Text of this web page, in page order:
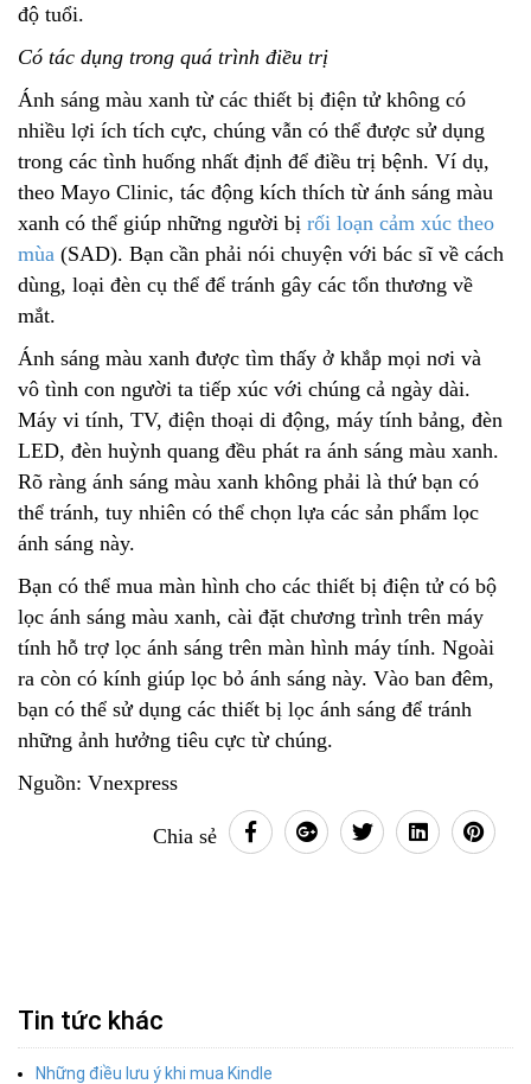
độ tuổi.
Có tác dụng trong quá trình điều trị
Ánh sáng màu xanh từ các thiết bị điện tử không có
nhiều lợi ích tích cực, chúng vẫn có thể được sử dụng
trong các tình huống nhất định để điều trị bệnh. Ví dụ,
theo Mayo Clinic, tác động kích thích từ ánh sáng màu
xanh có thể giúp những người bị rối loạn cảm xúc theo
mùa (SAD). Bạn cần phải nói chuyện với bác sĩ về cách
dùng, loại đèn cụ thể để tránh gây các tổn thương về
mắt.
Ánh sáng màu xanh được tìm thấy ở khắp mọi nơi và
vô tình con người ta tiếp xúc với chúng cả ngày dài.
Máy vi tính, TV, điện thoại di động, máy tính bảng, đèn
LED, đèn huỳnh quang đều phát ra ánh sáng màu xanh.
Rõ ràng ánh sáng màu xanh không phải là thứ bạn có
thể tránh, tuy nhiên có thể chọn lựa các sản phẩm lọc
ánh sáng này.
Bạn có thể mua màn hình cho các thiết bị điện tử có bộ
lọc ánh sáng màu xanh, cài đặt chương trình trên máy
tính hỗ trợ lọc ánh sáng trên màn hình máy tính. Ngoài
ra còn có kính giúp lọc bỏ ánh sáng này. Vào ban đêm,
bạn có thể sử dụng các thiết bị lọc ánh sáng để tránh
những ảnh hưởng tiêu cực từ chúng.
Nguồn: Vnexpress
Chia sẻ
Tin tức khác
Những điều lưu ý khi mua Kindle